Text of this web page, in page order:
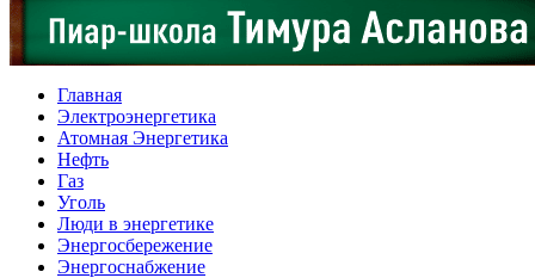
Главная
Электроэнергетика
Атомная Энергетика
Нефть
Газ
Уголь
Люди в энергетике
Энергосбережение
Энергоснабжение